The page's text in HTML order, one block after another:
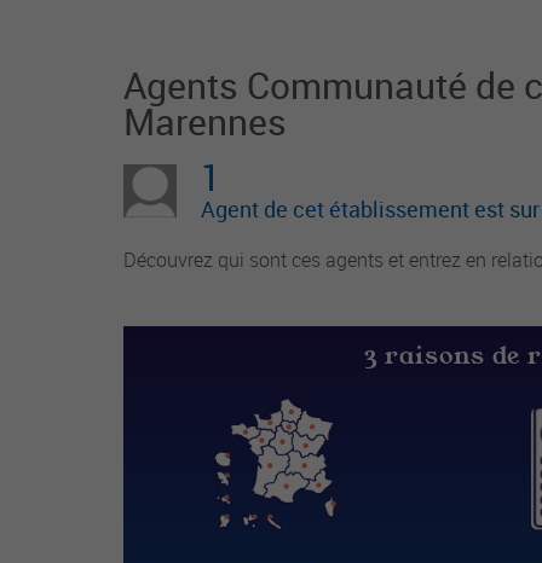
Agents Communauté de
Marennes
1
Agent de cet établissement est
Découvrez qui sont ces agents et entrez en
3 raisons de